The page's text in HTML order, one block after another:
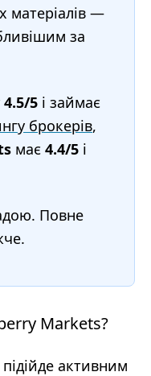
матеріалів —
за
4.5/5 і займає
брокерів,
має 4.4/5 і
Повне
Markets?
активним